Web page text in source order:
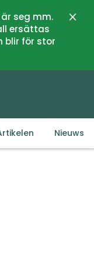
seg mm.
ersättas
blir för stor
Nieuws